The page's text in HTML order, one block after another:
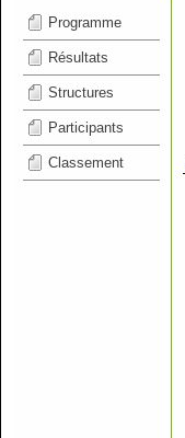
Programme
Résultats
Structures
Participants
Classement